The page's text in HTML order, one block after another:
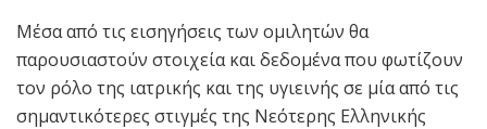
Μέσα από τις εισηγήσεις των ομιλητών θα
παρουσιαστούν στοιχεία και δεδομένα που φωτίζουν
τον ρόλο της ιατρικής και της υγιεινής σε μία από τις
σημαντικότερες στιγμές της Νεότερης Ελληνικής